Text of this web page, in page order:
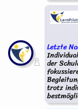
Letzte
der
trotz